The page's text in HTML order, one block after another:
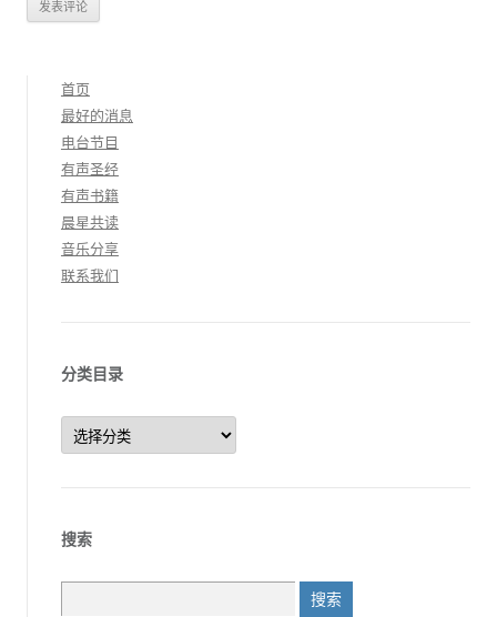
首页
最好的消息
电台节目
有声圣经
有声书籍
晨星共读
音乐分享
联系我们
分类目录
分
类
目
搜索